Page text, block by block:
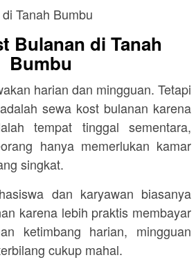
Bulanan di Tanah
Bumbu
harian dan mingguan. Tetapi
sewa kost bulanan karena
tempat tinggal sementara,
hanya memerlukan kamar
singkat.
dan karyawan biasanya
karena lebih praktis membayar
ketimbang harian, mingguan
cukup mahal.